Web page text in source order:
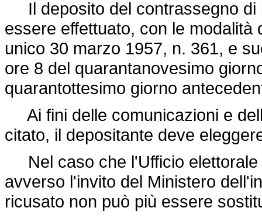
Il deposito del contrassegno di
essere effettuato, con le
unico 30 marzo 1957, n. 361, e
ore 8 del quarantanovesimo
quarantottesimo giorno
Ai fini delle comunicazioni e
citato, il depositante deve
Nel caso che l'Ufficio elettorale
avverso l'invito del Ministero
ricusato non può più essere